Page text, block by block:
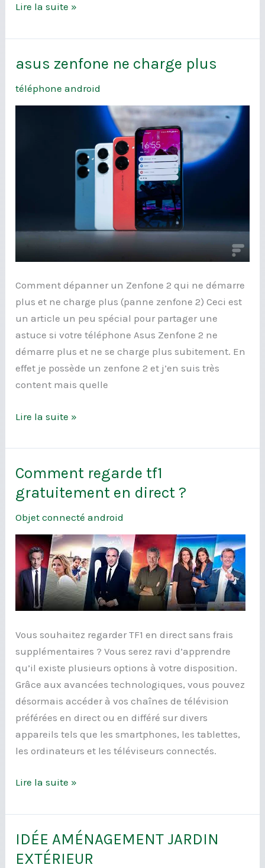
Lire la suite »
asus zenfone ne charge plus
téléphone android
Comment dépanner un Zenfone 2 qui ne démarre
plus et ne charge plus (panne zenfone 2) Ceci est
un article un peu spécial pour partager une
astuce si votre téléphone Asus Zenfone 2 ne
démarre plus et ne se charge plus subitement. En
effet je possède un zenfone 2 et j’en suis très
content mais quelle
asus
ne
Lire la suite »
Comment regarde tf1
gratuitement en direct ?
Objet connecté android
Vous souhaitez regarder TF1 en direct sans frais
supplémentaires ? Vous serez ravi d’apprendre
qu’il existe plusieurs options à votre disposition.
Grâce aux avancées technologiques, vous pouvez
désormais accéder à vos chaînes de télévision
préférées en direct ou en différé sur divers
appareils tels que les smartphones, les tablettes,
les ordinateurs et les téléviseurs connectés.
Comment
regarde
tf1
gratuitement
en
direct
?
Lire la suite »
IDÉE AMÉNAGEMENT JARDIN
EXTÉRIEUR
IDÉE
AMÉNAGEMENT